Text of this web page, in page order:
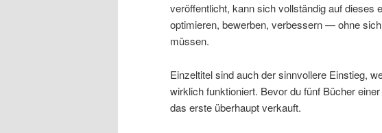
veröffentlicht, kann sich vollständig auf
optimieren, bewerben, verbessern — ohne
müssen.
Einzeltitel sind auch der sinnvollere Einstieg,
wirklich funktioniert. Bevor du fünf Bücher
das erste überhaupt verkauft.